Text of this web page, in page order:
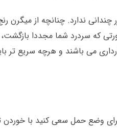
ندارد. چنانچه از
که سردرد شما مجددا
می باشند و هرچه سریع تر
برای وضع حمل سعی کنید با